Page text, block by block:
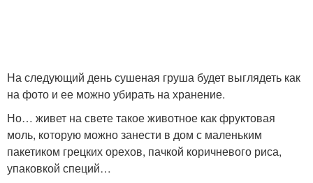
На следующий день сушеная груша будет выглядеть как
на фото и ее можно убирать на хранение.
Но… живет на свете такое животное как фруктовая
моль, которую можно занести в дом с маленьким
пакетиком грецких орехов, пачкой коричневого риса,
упаковкой специй…